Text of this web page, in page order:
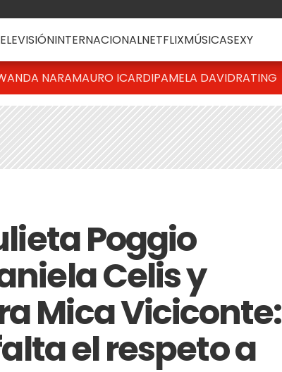
INTERNACIONALNETFLIXMÚSICASEXY
NARAMAURO ICARDIPAMELA DAVIDRATING
Poggio
Celis y
Mica Viciconte:
el respeto a